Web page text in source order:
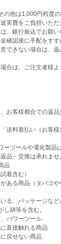
の他は1,000円程度
実費をご負担いただ
、銀行振込でお願い
確認後に手配をすす
できない場合は、
合は、ご注文者様
お客様都合での返
送料着払い（お客
ーツールや電化製品
品・交換は承れませ
品
着含む）
ある商品（タバコ
る、パッケージな
跡等を含む。
パワーツール
直接触れる商品
戻せない商品